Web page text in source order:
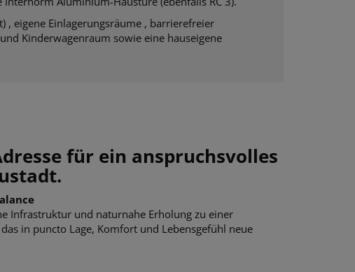
, eigene Einlagerungsräume , barrierefreier
Kinderwagenraum sowie eine hauseigene
für ein anspruchsvolles
Infrastruktur und naturnahe Erholung zu einer
in puncto Lage, Komfort und Lebensgefühl neue